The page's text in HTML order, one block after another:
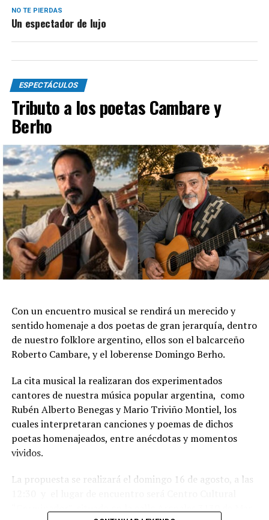
NO TE PIERDAS
Un espectador de lujo
ESPECTÁCULOS
Tributo a los poetas Cambare y
Berho
Con un encuentro musical se rendirá un merecido y
sentido homenaje a dos poetas de gran jerarquía, dentro
de nuestro folklore argentino, ellos son el balcarceño
Roberto Cambare, y el loberense Domingo Berho.
La cita musical la realizaran dos experimentados
cantores de nuestra música popular argentina, como
Rubén Alberto Benegas y Mario Triviño Montiel, los
cuales interpretaran canciones y poemas de dichos
poetas homenajeados, entre anécdotas y momentos
vividos.
La propuesta se realizará el domingo 16 de agosto, a las